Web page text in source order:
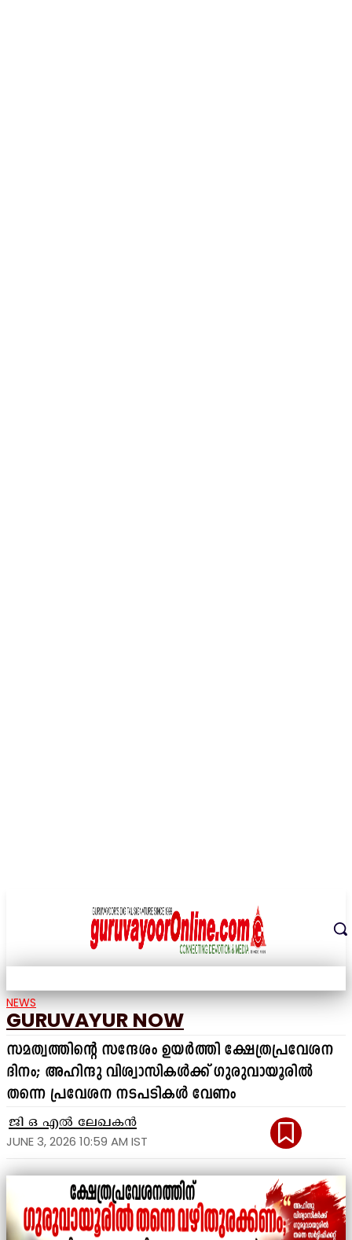
NEWS
GURUVAYUR NOW
സമത്വത്തിന്റെ സന്ദേശം ഉയർത്തി ക്ഷേത്രപ്രവേശന
ദിനം; അഹിന്ദു വിശ്വാസികൾക്ക് ഗുരുവായൂരിൽ
തന്നെ പ്രവേശന നടപടികൾ വേണം
ജി ഒ എൽ ലേഖകൻ
JUNE 3, 2026 10:59 AM IST